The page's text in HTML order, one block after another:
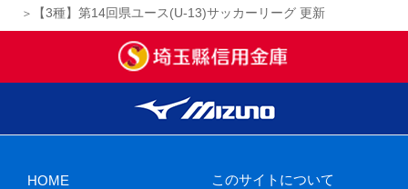
【3種】第14回県ユース(U-13)サッカーリーグ 更新
HOME このサイトについて